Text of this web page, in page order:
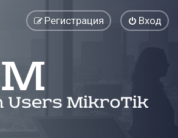
Вход
Регистрация